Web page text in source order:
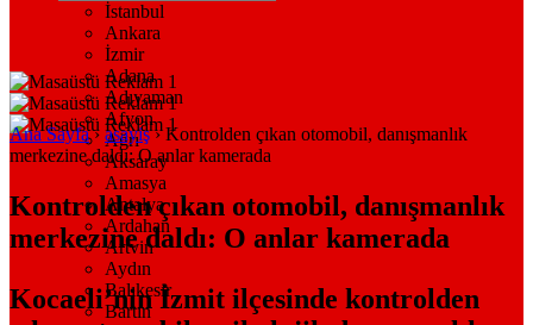
İstanbul
Ankara
İzmir
Adana
Adıyaman
Afyon
Ağrı
Aksaray
Amasya
Antalya
Ardahan
Artvin
Aydın
Balıkesir
Bartın
Ana Sayfa› asayiş›Kontrolden çıkan otomobil, danışmanlık
merkezine daldı: O anlar kamerada
Kontrolden çıkan otomobil, danışmanlık
merkezine daldı: O anlar kamerada
Kocaeli’nin İzmit ilçesinde kontrolden